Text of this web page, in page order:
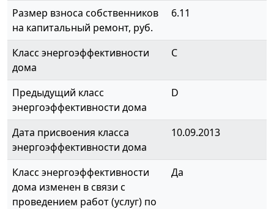
Размер взноса собственников
на капитальный ремонт, руб.
6.11
Класс энергоэффективности
дома
C
Предыдущий класс
энергоэффективности дома
D
Дата присвоения класса
энергоэффективности дома
10.09.2013
Класс энергоэффективности
дома изменен в связи с
проведением работ (услуг) по
Да